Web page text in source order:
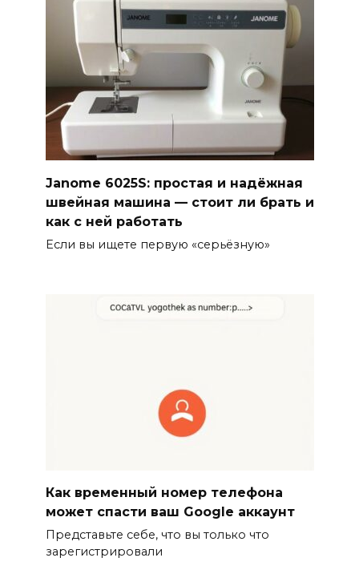
Janome 6025S: простая и надёжная
швейная машина — стоит ли брать и
как с ней работать
Если вы ищете первую «серьёзную»
Как временный номер телефона
может спасти ваш Google аккаунт
Представьте себе, что вы только что
зарегистрировали